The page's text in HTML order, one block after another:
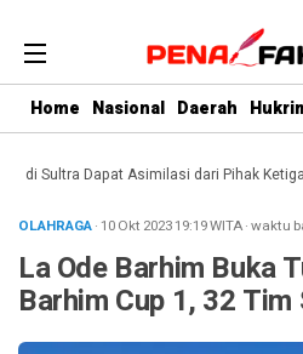
Home Nasional Daerah
Dapat Asimilasi dari Pihak Ketiga,
OLAHRAGA· 10 Okt 202319:19WITA·waktu
La Ode Barhim Buka
Barhim Cup 1, 32